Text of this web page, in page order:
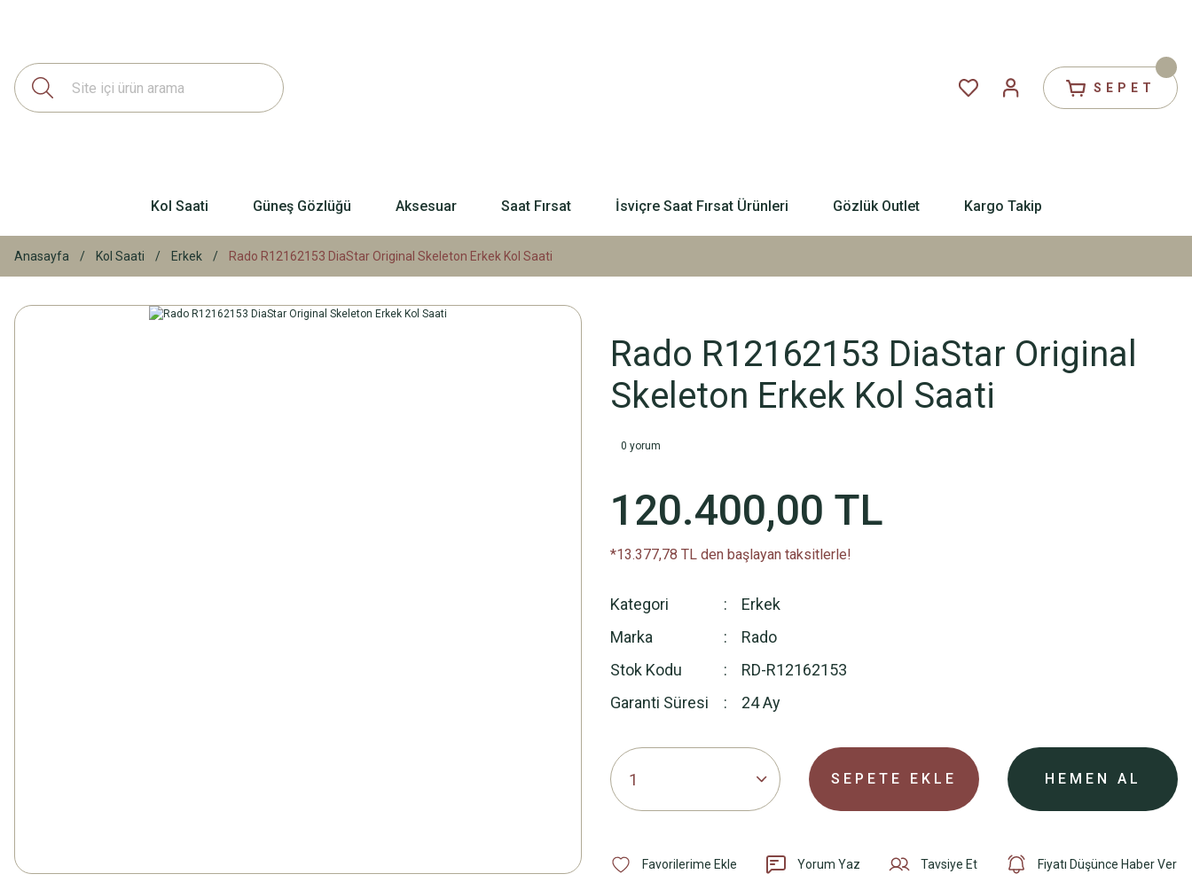
SEPET
Kol Saati Güneş Gözlüğü Aksesuar Saat Fırsat İsviçre Saat Fırsat Ürünleri Gözlük Outlet Kargo Takip
Anasayfa Kol Saati Erkek Rado R12162153 DiaStar Original Skeleton Erkek Kol Saati
Rado R12162153 DiaStar Original
Skeleton Erkek Kol Saati
0 yorum
120.400,00 TL
*13.377,78 TL den başlayan taksitlerle!
Kategori
Erkek
Marka
Rado
Stok Kodu
RD-R12162153
Garanti Süresi
24 Ay
SEPETE EKLE HEMEN AL
Yorum Yaz Tavsiye Et Fiyatı Düşünce Haber Ver